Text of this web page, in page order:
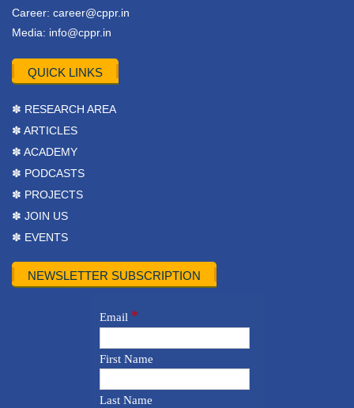
Career: career@cppr.in
Media: info@cppr.in
QUICK LINKS
✽ RESEARCH AREA
✽ ARTICLES
✽ ACADEMY
✽ PODCASTS
✽ PROJECTS
✽ JOIN US
✽ EVENTS
NEWSLETTER SUBSCRIPTION